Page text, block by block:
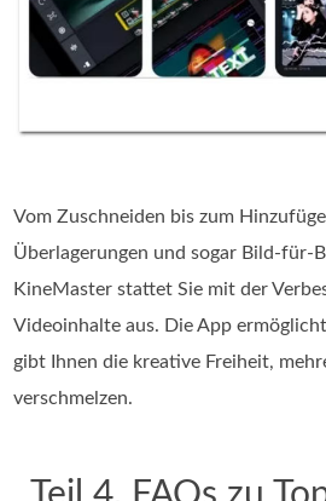
Vom Zuschneiden bis zum
Überlagerungen und sogar Bild-für-
KineMaster stattet Sie mit der
Videoinhalte aus. Die App
gibt Ihnen die kreative Freiheit,
verschmelzen.